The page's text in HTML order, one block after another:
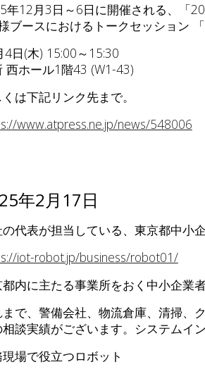
年12月3日～6日に開催される、「
ブースにおけるトークセッション
4日(木) 15:00～15:30
西ホール1階43 (W1-43)
は下記リンク先まで。
www.atpress.ne.jp/news/548006
5年2月 17日
代表が担当している、東京都中小
iot-robot.jp/business/robot01/
内に主たる事業所をおく中小企業
まで、警備会社、物流倉庫、清掃、
談実績がございます。システムイ
場で役立つロボット